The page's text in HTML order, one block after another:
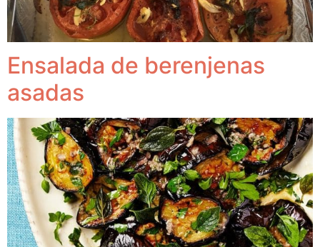
Ensalada de berenjenas
asadas